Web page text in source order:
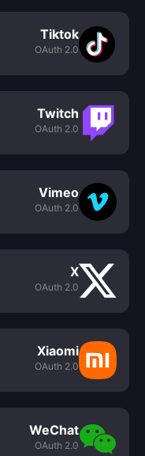
Tiktok
OAuth 2.0
Twitch
OAuth 2.0
Vimeo
OAuth 2.0
X
OAuth 2.0
Xiaomi
OAuth 2.0
WeChat
OAuth 2.0